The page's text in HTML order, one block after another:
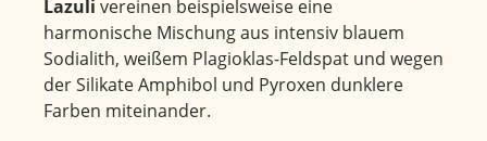
Lazuli vereinen beispielsweise eine
harmonische Mischung aus intensiv blauem
Sodialith, weißem Plagioklas-Feldspat und wegen
der Silikate Amphibol und Pyroxen dunklere
Farben miteinander.